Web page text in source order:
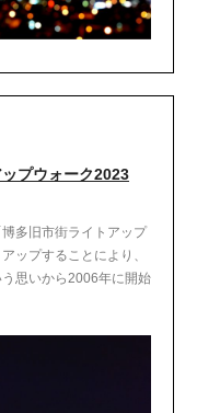
プウォーク2023
多旧市街ライトアップ
ップすることにより、
思いから2006年に開始